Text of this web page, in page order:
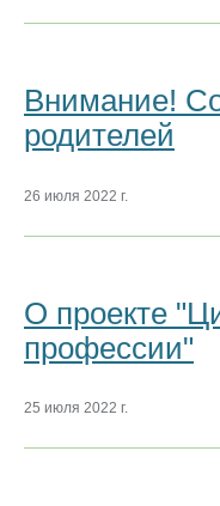
Внимание!
родителей
26 июля 2022 г.
О проекте
профессии"
25 июля 2022 г.